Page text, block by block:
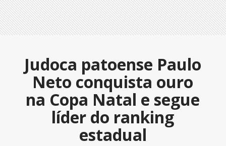
Judoca patoense Paulo
Neto conquista ouro
na Copa Natal e segue
líder do ranking
estadual